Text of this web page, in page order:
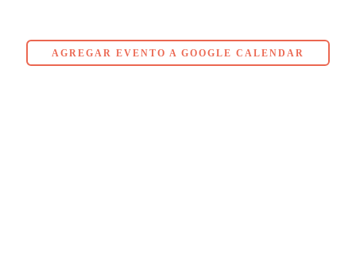
AGREGAR EVENTO A GOOGLE CALENDAR